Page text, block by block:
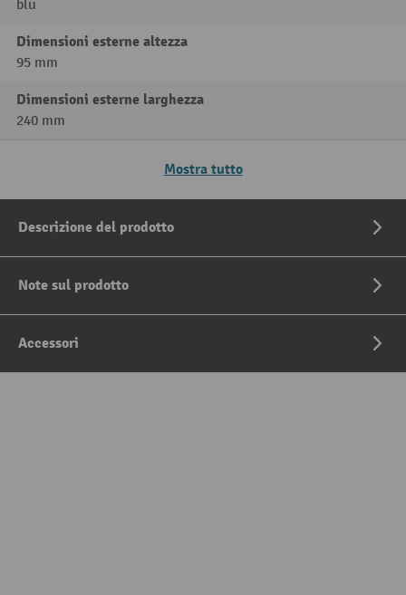
blu
Dimensioni esterne altezza
95 mm
Dimensioni esterne larghezza
240 mm
Mostra tutto
Descrizione del prodotto
Note sul prodotto
Accessori